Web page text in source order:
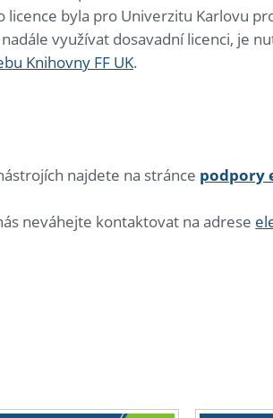
licence byla pro Univerzitu Karlovu
využívat dosavadní licenci, je
Knihovny FF UK.
najdete na stránce podpory
neváhejte kontaktovat na adrese